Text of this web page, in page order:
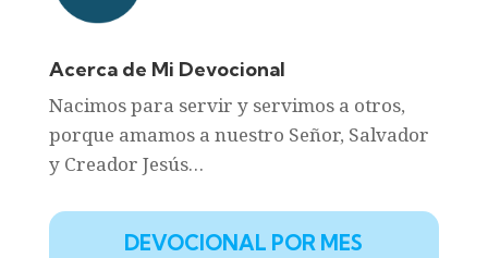
Acerca de Mi Devocional
Nacimos para servir y servimos a otros,
porque amamos a nuestro Señor, Salvador
y Creador Jesús…
DEVOCIONAL POR MES